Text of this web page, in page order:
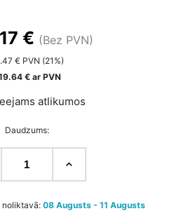
€ (Bez PVN)
€ PVN (21%)
€ ar PVN
atlikumos
Daudzums:
noliktavā: 08 Augusts - 11 Augusts